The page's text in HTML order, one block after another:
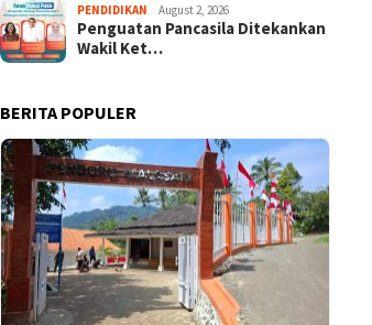
PENDIDIKAN August 2, 2026
Penguatan Pancasila Ditekankan
Wakil Ket…
BERITA POPULER